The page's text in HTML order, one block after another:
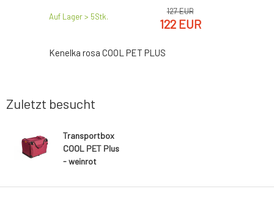
Auf Lager > 5Stk.
127 EUR
122 EUR
Kenelka rosa COOL PET PLUS
Zuletzt besucht
Transportbox
COOL PET Plus
- weinrot